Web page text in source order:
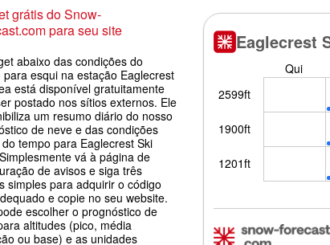
grátis do Snow-
para seu site
abaixo das condições do
para esqui na estação Eaglecrest
está disponível gratuitamente
postado nos sítios externos. Ele
um resumo diário do nosso
de neve e das condições
tempo para Eaglecrest Ski
vá à página de
de avisos e siga três
simples para adquirir o código
e copie no seu website.
escolher o prognóstico de
altitudes (pico, média
ou base) e as unidades